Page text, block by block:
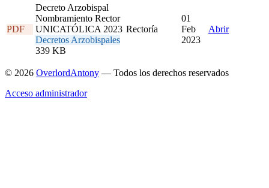
PDF
Decreto Arzobispal
Nombramiento Rector
UNICATÓLICA 2023
Decretos Arzobispales
339 KB
Rectoría
01
Feb
2023
Abrir
© 2026 OverlordAntony — Todos los derechos reservados
Acceso administrador